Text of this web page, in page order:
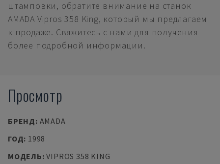
штамповки, обратите внимание на станок
AMADA Vipros 358 King, который мы предлагаем
к продаже. Свяжитесь с нами для получения
более подробной информации.
Просмотр
БРЕНД: AMADA
ГОД: 1998
МОДЕЛЬ:VIPROS 358 KING